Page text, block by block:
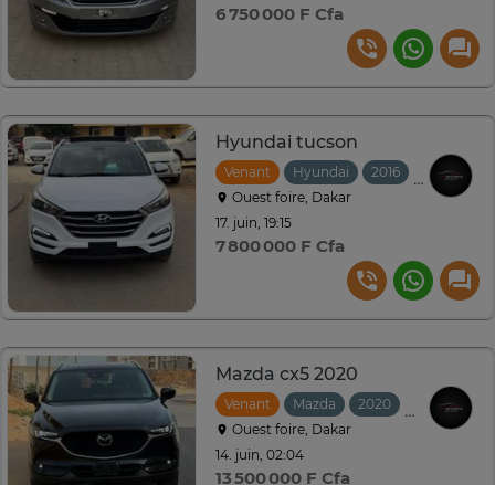
6 750 000 F Cfa
Hyundai tucson
Venant Hyundai 2016
Ouest foire, Dakar
17. juin, 19:15
7 800 000 F Cfa
Mazda cx5 2020
Venant Mazda 2020
Ouest foire, Dakar
14. juin, 02:04
13 500 000 F Cfa